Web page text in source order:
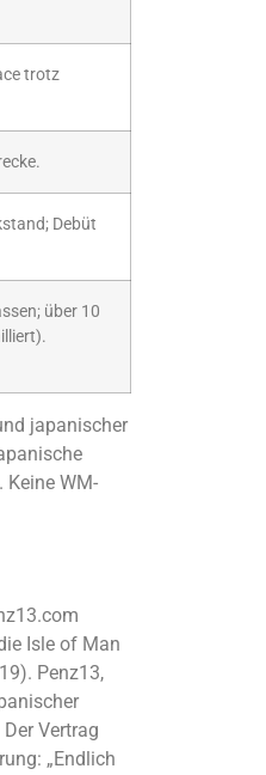
trotz
Debüt
über 10
japanischer
WM-
Isle of Man
Penz13,
Vertrag
„Endlich